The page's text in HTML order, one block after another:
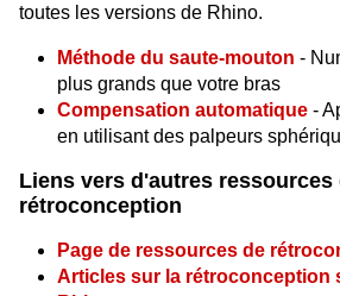
toutes les versions de Rhino.
Méthode du saute-mouton -
plus grands que votre bras
Compensation automatique -
en utilisant des palpeurs
Liens vers d'autres ressources
rétroconception
Page de ressources de
Articles sur la rétroconception